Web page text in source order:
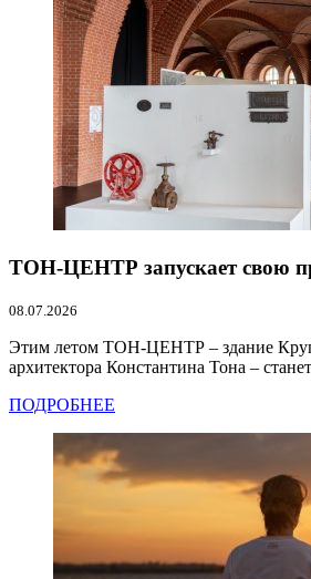
ТОН-ЦЕНТР запускает свою
08.07.2026
Этим летом ТОН-ЦЕНТР – здание
архитектора Константина Тона –
ПОДРОБНЕЕ